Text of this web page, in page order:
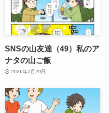
SNSの山友達（49）私のア
ナタの山ご飯
2026年7月29日